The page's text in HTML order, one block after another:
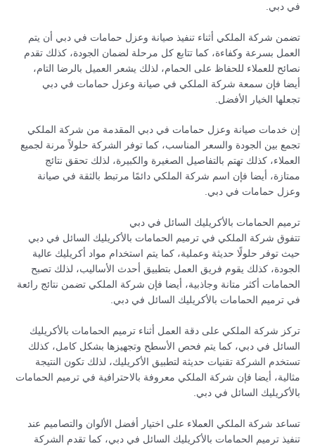
في دبي.
تضمن شركة الملكي أثناء تنفيذ صيانة وعزل حمامات في دبي أن يتم
العمل بسرعة وكفاءة، كما تتابع كل مرحلة لضمان الجودة، كذلك تقدم
نصائح للعملاء للحفاظ على الحمام، لذلك يشعر العميل بالرضا التام،
أيضا فإن سمعة شركة الملكي في صيانة وعزل حمامات في دبي
تجعلها الخيار الأفضل.
إن خدمات صيانة وعزل حمامات في دبي المقدمة من شركة الملكي
تجمع بين الجودة والسعر المناسب، كما توفر الشركة حلولاً مرنة لجميع
العملاء، كذلك تهتم بالتفاصيل الصغيرة والكبيرة، لذلك تحقق نتائج
ممتازة، أيضا فإن اسم شركة الملكي دائمًا مرتبط بالثقة في صيانة
وعزل حمامات في دبي.
ترميم الحمامات بالأكريليك السائل في دبي
تتفوق شركة الملكي في ترميم الحمامات بالأكريليك السائل في دبي
حيث توفر حلولًا حديثة وعملية، كما يتم استخدام مواد أكريليك عالية
الجودة، كذلك يقوم فريق العمل بتطبيق أحدث الأساليب، لذلك تصبح
الحمامات أكثر متانة وجاذبية، أيضا فإن شركة الملكي تضمن نتائج رائعة
في ترميم الحمامات بالأكريليك السائل في دبي.
تركز شركة الملكي على دقة العمل أثناء ترميم الحمامات بالأكريليك
السائل في دبي، كما يتم فحص الأسطح وتجهيزها بشكل كامل، كذلك
تستخدم الشركة تقنيات حديثة لتطبيق الأكريليك، لذلك تكون النتيجة
مثالية، أيضا فإن شركة الملكي معروفة بالاحترافية في ترميم الحمامات
بالأكريليك السائل في دبي.
تساعد شركة الملكي العملاء على اختيار أفضل الألوان والتصاميم عند
تنفيذ ترميم الحمامات بالأكريليك السائل في دبي، كما تقدم الشركة